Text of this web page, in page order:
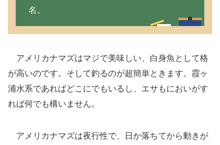
名。
アメリカナマズはマジで美味しい、白身魚として格
が高いのです。そして釣るのが超簡単ときます。霞ヶ
浦水系であればどこにでもいるし、エサもにおいがす
れば何でも構いません。
アメリカナマズは夜行性で、日か落ちてから動きが